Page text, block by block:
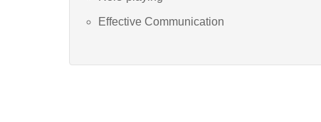
Effective Communication